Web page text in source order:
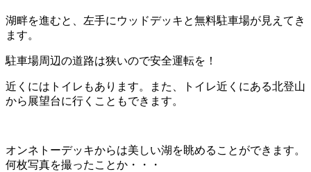
湖畔を進むと、左手にウッドデッキと無料駐車場が見えてき
ます。
駐車場周辺の道路は狭いので安全運転を！
近くにはトイレもあります。また、トイレ近くにある北登山
から展望台に行くこともできます。
オンネトーデッキからは美しい湖を眺めることができます。
何枚写真を撮ったことか・・・